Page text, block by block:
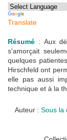
Translate
Résumé : Aux
s'amorçait
quelques
Hirschfeld ont
elle pas aussi
technique et à la
Auteur : Sous la